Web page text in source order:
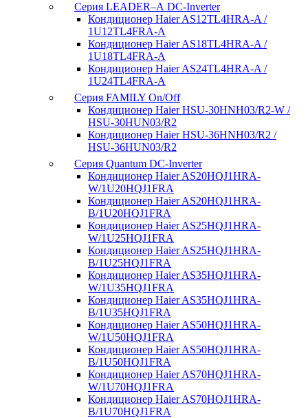
Серия LEADER–А DC-Inverter
Кондиционер Haier AS12TL4HRA-A /
1U12TL4FRA-A
Кондиционер Haier AS18TL4HRA-A /
1U18TL4FRA-A
Кондиционер Haier AS24TL4HRA-A /
1U24TL4FRA-A
Серия FAMILY On/Off
Кондиционер Haier HSU-30HNH03/R2-W /
HSU-30HUN03/R2
Кондиционер Haier HSU-36HNH03/R2 /
HSU-36HUN03/R2
Серия Quantum DC-Inverter
Кондиционер Haier AS20HQJ1HRA-
W/1U20HQJ1FRA
Кондиционер Haier AS20HQJ1HRA-
B/1U20HQJ1FRA
Кондиционер Haier AS25HQJ1HRA-
W/1U25HQJ1FRA
Кондиционер Haier AS25HQJ1HRA-
B/1U25HQJ1FRA
Кондиционер Haier AS35HQJ1HRA-
W/1U35HQJ1FRA
Кондиционер Haier AS35HQJ1HRA-
B/1U35HQJ1FRA
Кондиционер Haier AS50HQJ1HRA-
W/1U50HQJ1FRA
Кондиционер Haier AS50HQJ1HRA-
B/1U50HQJ1FRA
Кондиционер Haier AS70HQJ1HRA-
W/1U70HQJ1FRA
Кондиционер Haier AS70HQJ1HRA-
B/1U70HQJ1FRA